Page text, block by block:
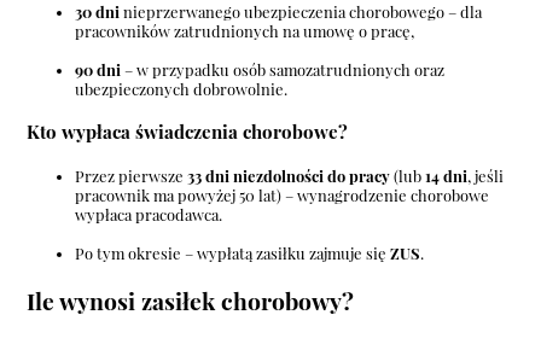
30 dni nieprzerwanego ubezpieczenia chorobowego – dla
pracowników zatrudnionych na umowę o pracę,
90 dni – w przypadku osób samozatrudnionych oraz
ubezpieczonych dobrowolnie.
Kto wypłaca świadczenia chorobowe?
Przez pierwsze33 dni niezdolności do pracy(lub14 dni, jeśli
pracownik ma powyżej 50 lat) – wynagrodzenie chorobowe
wypłaca pracodawca.
Po tym okresie – wypłatą zasiłku zajmuje sięZUS.
Ile wynosi zasiłek chorobowy?